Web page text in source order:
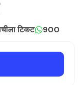
टिकट 900